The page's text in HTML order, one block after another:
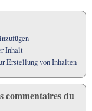
Inhalt
Erstellung von Inhalten
commentaires du